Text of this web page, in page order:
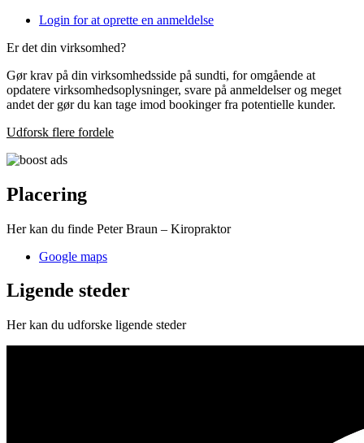
Login for at oprette en anmeldelse
Er det din virksomhed?
Gør krav på din virksomhedsside på sundti, for omgående at
opdatere virksomhedsoplysninger, svare på anmeldelser og meget
andet der gør du kan tage imod bookinger fra potentielle kunder.
Udforsk flere fordele
Placering
Her kan du finde Peter Braun – Kiropraktor
Google maps
Ligende steder
Her kan du udforske ligende steder